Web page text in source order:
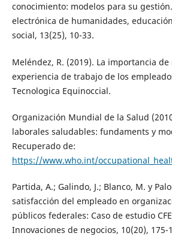
conocimiento: modelos para su gestión.
electrónica de humanidades,
social, 13(25), 10-33.
Meléndez, R. (2019). La importancia
experiencia de trabajo de los
Tecnologica Equinoccial.
Organización Mundial de la Salud
laborales saludables: fundaments y
Recuperado de:
https://www.who.int/
Partida, A.; Galindo, J.; Blanco, M. y
satisfacción del empleado en
públicos federales: Caso de estudio
Innovaciones de negocios, 10(20), 175-